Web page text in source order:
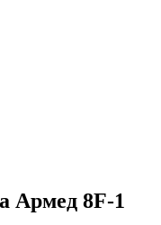
Армед 8F-1